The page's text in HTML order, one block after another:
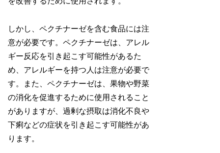
しかし、ペクチナーゼを含む食品には注
意が必要です。ペクチナーゼは、アレル
ギー反応を引き起こす可能性があるた
め、アレルギーを持つ人は注意が必要で
す。また、ペクチナーゼは、果物や野菜
の消化を促進するために使用されること
がありますが、過剰な摂取は消化不良や
下痢などの症状を引き起こす可能性があ
ります。